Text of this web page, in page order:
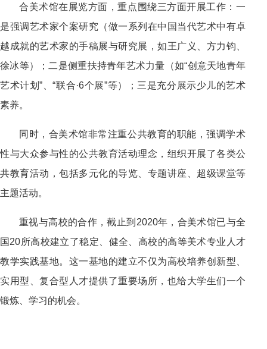
合美术馆在展览方面，重点围绕三方面开展工作：一
是强调艺术家个案研究（做一系列在中国当代艺术中有卓
越成就的艺术家的手稿展与研究展，如王广义、方力钧、
徐冰等）；二是侧重扶持青年艺术力量（如“创意天地青年
艺术计划”、“联合·6个展”等）；三是充分展示少儿的艺术
素养。
同时，合美术馆非常注重公共教育的职能，强调学术
性与大众参与性的公共教育活动理念，组织开展了各类公
共教育活动，包括多元化的导览、专题讲座、超级课堂等
主题活动。
重视与高校的合作，截止到 2020年，合美术馆已与全
国20所高校建立了稳定、健全、高校的高等美术专业人才
教学实践基地。这一基地的建立不仅为高校培养创新型、
实用型、复合型人才提供了重要场所，也给大学生们一个
锻炼、学习的机会。